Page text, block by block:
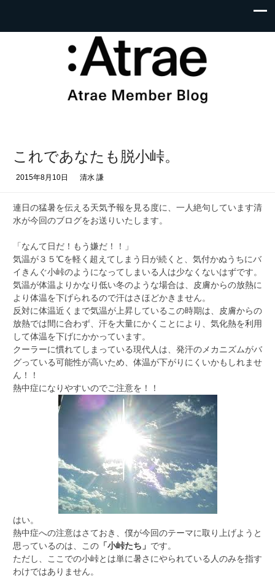
これであなたも脱小峠。
2015年8月10日 清水 謙
連日の猛暑を伝える天気予報を見る度に、一人絶句しています清
水が今回のブログをお送りいたします。
「なんて日だ！もう嫌だ！！」
気温が３５℃を軽く超えてしまう日が続くと、気付かぬうちにバ
イきんぐ小峠のようになってしまいる人は少なくないはずです。
気温が体温よりかなり低い冬のような場合は、皮膚からの放熱に
より体温を下げられるので汗はさほどかきません。
反対に体温近くまで気温が上昇しているこの時期は、皮膚からの
放熱では間に合わず、汗を大量にかくことにより、気化熱を利用
して体温を下げにかかっています。
クーラーに慣れてしまっている現代人は、発汗のメカニズムがバ
グっている可能性が高いため、体温が下がりにくいかもしれませ
ん！！
熱中症になりやすいのでご注意を！！
はい。
熱中症への注意はさておき、僕が今回のテーマに取り上げようと
思っているのは、この 「小峠たち」 です。
ただし、ここでの小峠とは単に暑さにやられている人のみを指す
わけではありません。